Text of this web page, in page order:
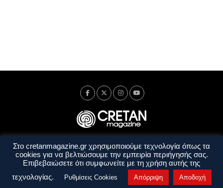
Ταυτότητα Πολιτική Απορρήτου
Όροι Χρήσης
Όροι και Προϋποθέσεις
Στο cretanmagazine.gr χρησιμοποιούμε τεχνολογία όπως τα
cookies για να βελτιώσουμε την εμπειρία περιήγησής σας.
Επιβεβαιώσετε ότι συμφωνείτε με τη χρήση αυτής της
τεχνολογίας.
Ρυθμίσεις Cookies Απόρριψη Αποδοχή